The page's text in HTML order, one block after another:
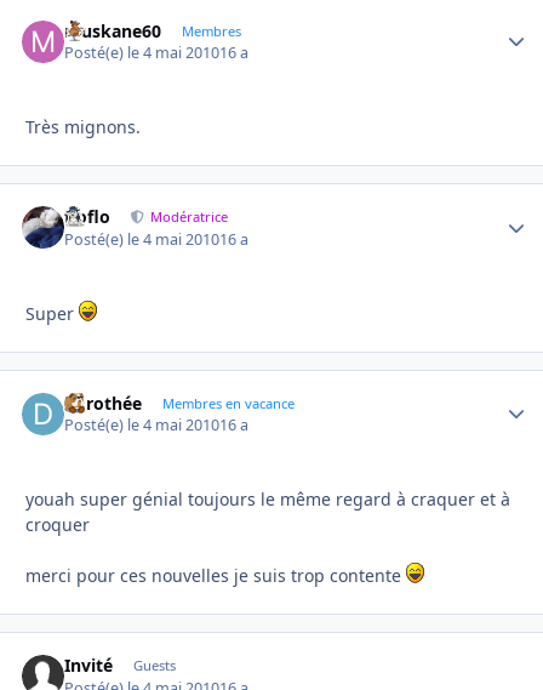
muskane60 Membres
Posté(e) le 4 mai 201016 a
Très mignons.
floflo Modératrice
Posté(e) le 4 mai 201016 a
Super
dorothée Membres en vacance
Posté(e) le 4 mai 201016 a
youah super génial toujours le même regard à craquer et à
croquer
merci pour ces nouvelles je suis trop contente
Invité Guests